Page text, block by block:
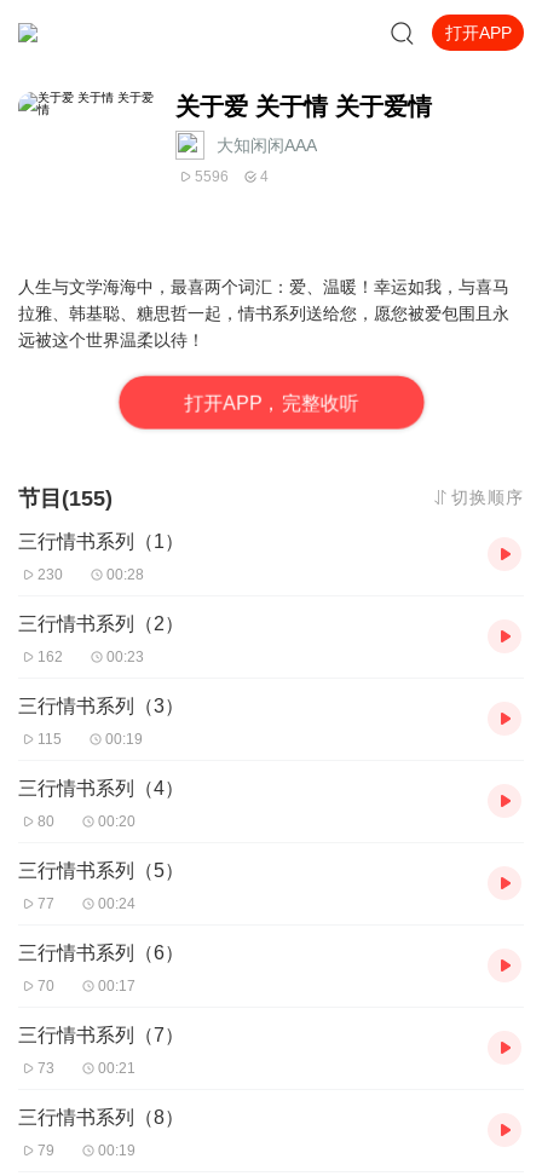
打开APP
关于爱 关于情 关于爱情
大知闲闲AAA
5596 4
人生与文学海海中，最喜两个词汇：爱、温暖！幸运如我，与喜马
拉雅、韩基聪、糖思哲一起，情书系列送给您，愿您被爱包围且永
远被这个世界温柔以待！
打开APP，完整收听
节目(155) 切换顺序
三行情书系列（1）
230 00:28
三行情书系列（2）
162 00:23
三行情书系列（3）
115 00:19
三行情书系列（4）
80 00:20
三行情书系列（5）
77 00:24
三行情书系列（6）
70 00:17
三行情书系列（7）
73 00:21
三行情书系列（8）
79 00:19